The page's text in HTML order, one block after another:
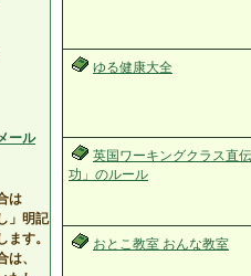
ール
は
」明記
ます。
は、
ゆる健康大全
英国ワーキングクラス直
功」のルール
おとこ教室 おんな教室